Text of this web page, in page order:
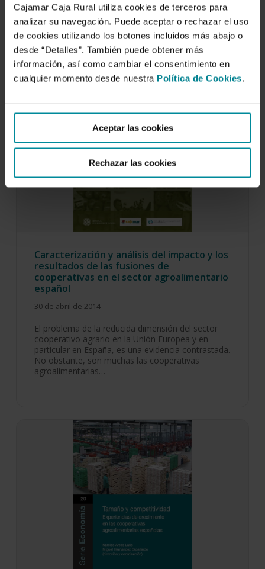
Cajamar Caja Rural utiliza cookies de terceros para
analizar su navegación. Puede aceptar o rechazar el uso
de cookies utilizando los botones incluidos más abajo o
desde “Detalles”. También puede obtener más
información, así como cambiar el consentimiento en
cualquier momento desde nuestra Política de Cookies.
Aceptar las cookies
Rechazar las cookies
17 de diciembre de 2015
Caracterización y análisis del impacto y los
resultados de las fusiones de
cooperativas en el sector agroalimentario
español
30 de abril de 2014
El problema de la reducida dimensión del sector
cooperativo agrario en la Unión Europea y en
particular en España, es una evidencia contrastada.
No obstante, son muchas las cooperativas
agroalimentarias…